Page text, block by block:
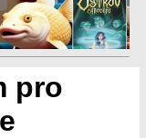
pro